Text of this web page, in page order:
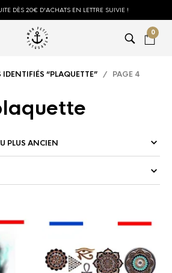
DÈS 20€ D'ACHATS EN LETTRE SUIVIE !
0
IDENTIFIÉS “PLAQUETTE” / PAGE 4